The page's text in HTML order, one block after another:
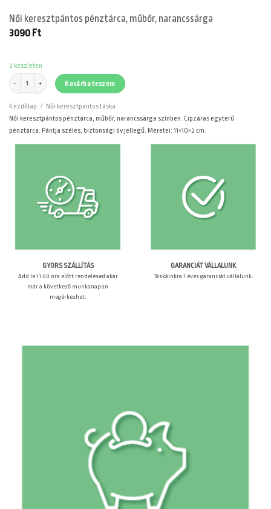
Női keresztpántos pénztárca, műbőr, narancssárga
3090 Ft
2 készleten
Női keresztpántos pénztárca, műbőr, narancssárga mennyiség
Kosárba teszem
Kezdőlap / Női keresztpántos táska
Női keresztpántos pénztárca, műbőr, narancssárga színben. Cipzáras egyterű
pénztárca. Pántja széles, biztonsági öv jellegű. Méretei: 11×10×2 cm.
GYORS SZÁLLÍTÁS
Add le 11:00 óra előtt rendelésed akár
már a következő munkanapon
megérkezhet.
GARANCIÁT VÁLLALUNK
Táskáinkra 1 éves garanciát vállalunk.